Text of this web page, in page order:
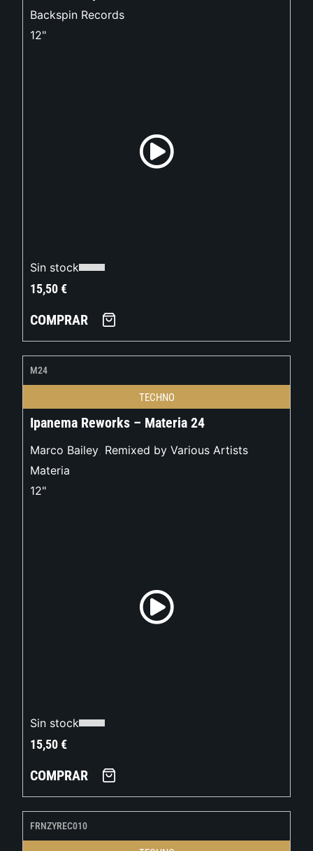
Backspin Records
12"
Sin stock
15,50€
COMPRAR
M24
TECHNO
Ipanema Reworks – Materia 24
Marco Bailey, Remixed by Various Artists
Materia
12"
Sin stock
15,50€
COMPRAR
FRNZYREC010